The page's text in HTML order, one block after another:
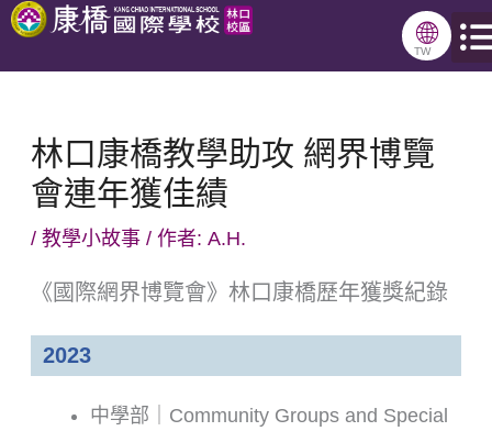
跳
🌐
TW
林口康橋教學助攻 網界博覽
會連年獲佳績
/ 教學小故事/ 作者: A.H.
《國際網界博覽會》林口康橋歷年獲獎紀錄
2023
中學部｜Community Groups and Special